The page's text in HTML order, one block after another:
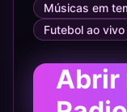
Músicas em
Futebol ao vivo
Abrir